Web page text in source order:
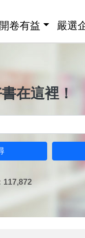
卷有益 嚴選
在這裡！
117,872